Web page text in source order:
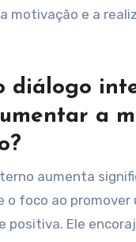
foco durante
Pesquisas
maior resiliência, o
mais altas.
um diálogo
motivação e a
diálogo